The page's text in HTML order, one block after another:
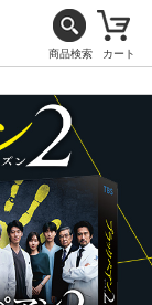
商品検索 カート